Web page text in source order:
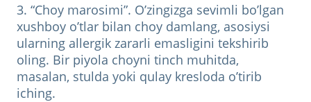
3. “Choy marosimi”. O’zingizga sevimli bo’lgan
xushboy o’tlar bilan choy damlang, asosiysi
ularning allergik zararli emasligini tekshirib
oling. Bir piyola choyni tinch muhitda,
masalan, stulda yoki qulay kresloda o’tirib
iching.